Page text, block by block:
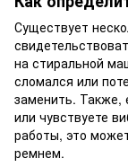
Существует
на стиральной
сломался или
заменить. Также,
или чувствуете
работы, это
ремнем.